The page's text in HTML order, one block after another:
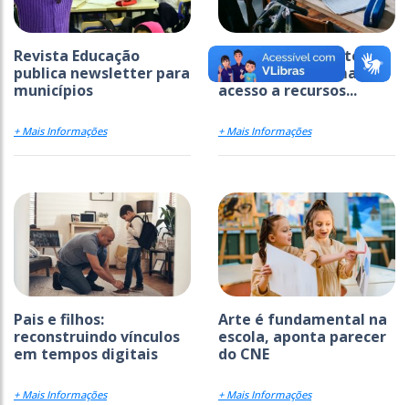
Revista Educação
publica newsletter para
municípios
+ Mais Informações
Municípios têm até 31
de agosto para manter
acesso a recursos...
+ Mais Informações
Pais e filhos:
reconstruindo vínculos
em tempos digitais
+ Mais Informações
Arte é fundamental na
escola, aponta parecer
do CNE
+ Mais Informações